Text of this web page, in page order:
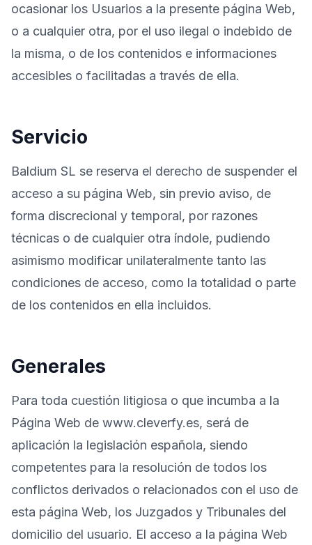
ocasionar los Usuarios a la presente página Web,
o a cualquier otra, por el uso ilegal o indebido de
la misma, o de los contenidos e informaciones
accesibles o facilitadas a través de ella.
Servicio
Baldium SL se reserva el derecho de suspender el
acceso a su página Web, sin previo aviso, de
forma discrecional y temporal, por razones
técnicas o de cualquier otra índole, pudiendo
asimismo modificar unilateralmente tanto las
condiciones de acceso, como la totalidad o parte
de los contenidos en ella incluidos.
Generales
Para toda cuestión litigiosa o que incumba a la
Página Web de www.cleverfy.es, será de
aplicación la legislación española, siendo
competentes para la resolución de todos los
conflictos derivados o relacionados con el uso de
esta página Web, los Juzgados y Tribunales del
domicilio del usuario. El acceso a la página Web